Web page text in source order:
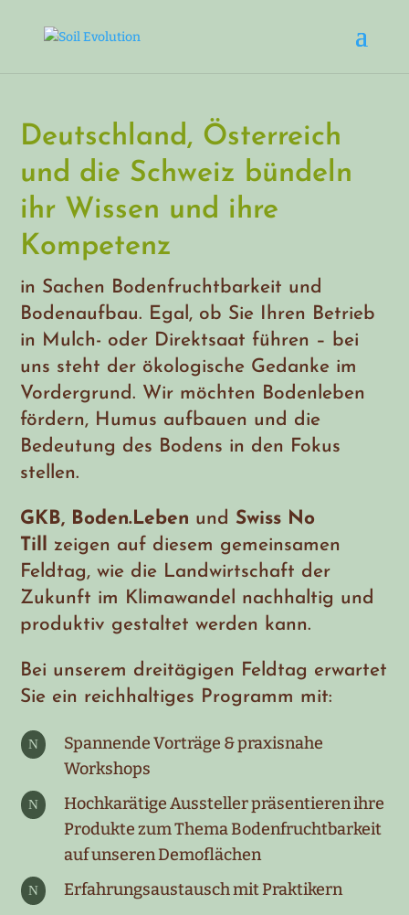
Deutschland, Österreich
und die Schweiz bündeln
ihr Wissen und ihre
Kompetenz
in Sachen Bodenfruchtbarkeit und
Bodenaufbau. Egal, ob Sie Ihren Betrieb
in Mulch- oder Direktsaat führen – bei
uns steht der ökologische Gedanke im
Vordergrund. Wir möchten Bodenleben
fördern, Humus aufbauen und die
Bedeutung des Bodens in den Fokus
stellen.
GKB, Boden.Leben und Swiss No
Tillzeigen auf diesem gemeinsamen
Feldtag, wie die Landwirtschaft der
Zukunft im Klimawandel nachhaltig und
produktiv gestaltet werden kann.
Bei unserem dreitägigen Feldtag erwartet
Sie ein reichhaltiges Programm mit:
N
Spannende Vorträge & praxisnahe
Workshops
N
Hochkarätige Aussteller präsentieren ihre
Produkte zum Thema Bodenfruchtbarkeit
auf unseren Demoflächen
N Erfahrungsaustausch mit Praktikern